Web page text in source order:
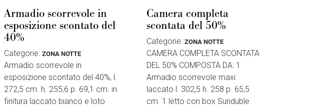
Armadio scorrevole in
esposizione scontato del
40%
Categorie: ZONA NOTTE
Armadio scorrevole in
esposizione scontato del 40%, l.
272,5 cm. h. 255,6 p. 69,1 cm. in
finitura laccato bianco e loto
Camera completa
scontata del 50%
Categorie: ZONA NOTTE
CAMERA COMPLETA SCONTATA
DEL 50% COMPOSTA DA: 1
Armadio scorrevole maxi
laccato l. 302,5 h. 258 p. 65,5
cm. 1 letto con box Sunduble